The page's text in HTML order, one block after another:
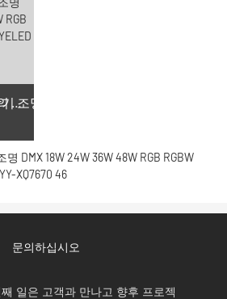
각
문의하십시오
일은 고객과 만나고 향후 프로젝